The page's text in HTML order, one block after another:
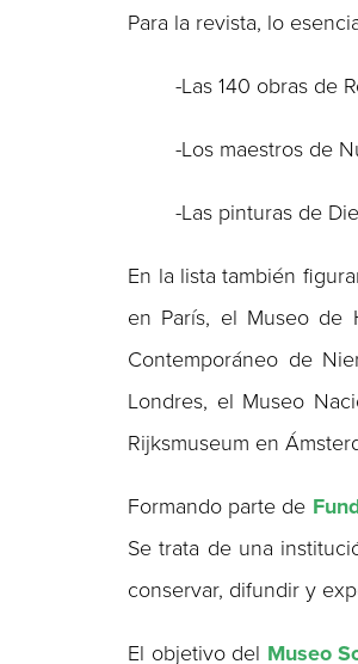
Para la revista, lo
-Las 140 obras de
-Los maestros de
-Las pinturas de
En la lista también
en París, el Museo de
Contemporáneo de
Londres, el Museo
Rijksmuseum en
Formando parte de
Se trata de una
conservar, difundir y
El objetivo del Museo